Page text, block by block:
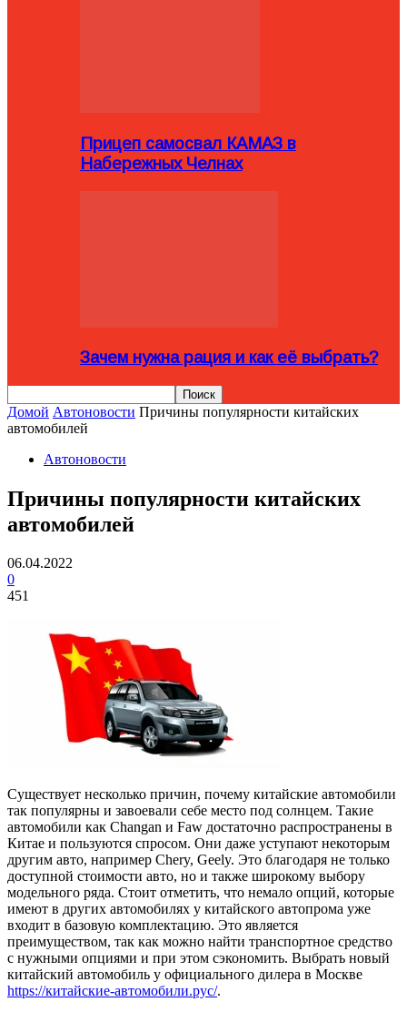
Прицеп самосвал КАМАЗ в
Набережных Челнах
Зачем нужна рация и как её выбрать?
Домой Автоновости Причины популярности китайских
автомобилей
Автоновости
Причины популярности китайских
автомобилей
06.04.2022
0
451
Существует несколько причин, почему китайские автомобили
так популярны и завоевали себе место под солнцем. Такие
автомобили как Changan и Faw достаточно распространены в
Китае и пользуются спросом. Они даже уступают некоторым
другим авто, например Chery, Geely. Это благодаря не только
доступной стоимости авто, но и также широкому выбору
модельного ряда. Стоит отметить, что немало опций, которые
имеют в других автомобилях у китайского автопрома уже
входит в базовую комплектацию. Это является
преимуществом, так как можно найти транспортное средство
с нужными опциями и при этом сэкономить. Выбрать новый
китайский автомобиль у официального дилера в Москве
https://китайские-автомобили.рус/.